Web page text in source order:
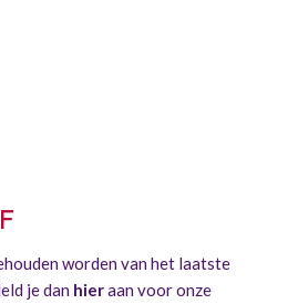
worden van het laatste
je dan hieraan voor onze